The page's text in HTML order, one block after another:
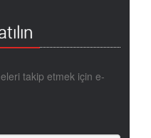
takip etmek için e-